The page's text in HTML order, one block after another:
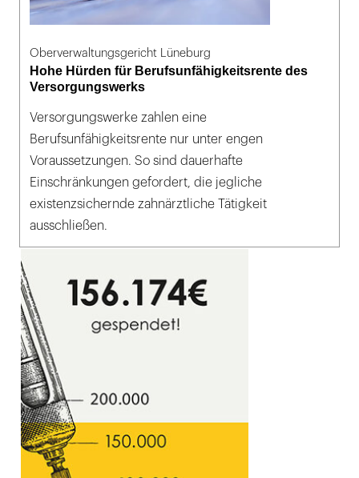
Oberverwaltungsgericht Lüneburg
Hohe Hürden für Berufsunfähigkeitsrente des
Versorgungswerks
Versorgungswerke zahlen eine
Berufsunfähigkeitsrente nur unter engen
Voraussetzungen. So sind dauerhafte
Einschränkungen gefordert, die jegliche
existenzsichernde zahnärztliche Tätigkeit
ausschließen.